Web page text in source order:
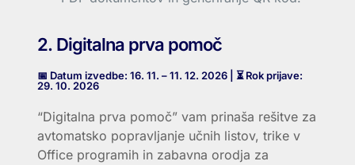
2. Digitalna prva pomoč
📅 Datum izvedbe: 16. 11. – 11. 12. 2026 | ⏳ Rok prijave:
29. 10. 2026
“Digitalna prva pomoč” vam prinaša rešitve za
avtomatsko popravljanje učnih listov, trike v
Office programih in zabavna orodja za